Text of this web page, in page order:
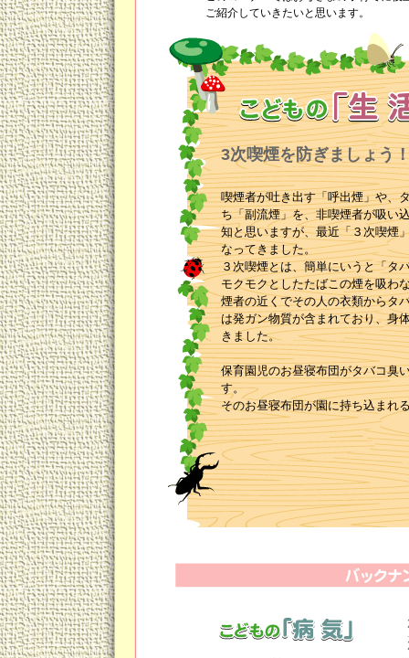
ご紹介していきたいと思います。
3次喫煙を防ぎましょう
喫煙者が吐き出す「呼出煙」や、
ち「副流煙」を、非喫煙者が吸い
知と思いますが、最近「３次喫煙
なってきました。
３次喫煙とは、簡単にいうと「タ
モクモクとしたたばこの煙を吸わ
煙者の近くでその人の衣類からタ
は発ガン物質が含まれており、身
きました。
保育園児のお昼寝布団がタバコ臭
す。
そのお昼寝布団が園に持ち込まれ
るわけです。
親御さんたちも、さすがにこども
のでしょうが、こどもが寝静まっ
ったお昼寝布団に付着するわけで
ですから、喫煙する親御さんは、
くでも絶対に喫煙しないように徹
夕食でカレーライスを作れば、ど
まうことが容易にご理解頂けると